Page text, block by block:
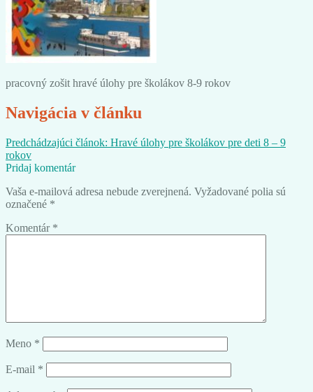
pracovný zošit hravé úlohy pre školákov 8-9 rokov
Navigácia v článku
Predchádzajúci článok: Hravé úlohy pre školákov pre deti 8 – 9
rokov
Pridaj komentár
Vaša e-mailová adresa nebude zverejnená. Vyžadované polia sú
označené *
Komentár *
Meno *
E-mail *